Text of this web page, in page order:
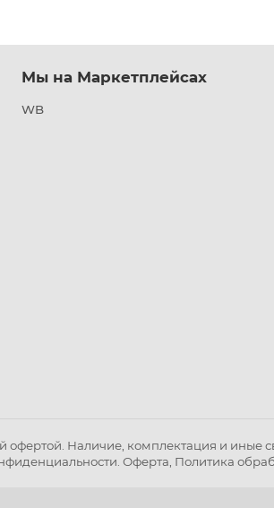
Мы на Маркетплейсах
WB
Наличие, комплектация и иные
Оферта Политика